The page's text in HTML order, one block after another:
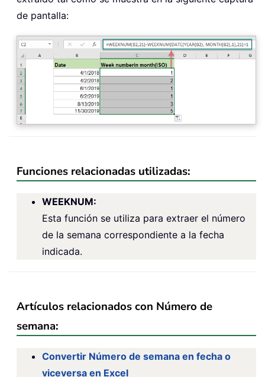
de pantalla:
Funciones relacionadas utilizadas:
WEEKNUM:
Esta función se utiliza para extraer el número
de la semana correspondiente a la fecha
indicada.
Artículos relacionados con Número de
semana:
Convertir Número de semana en fecha o
viceversa en Excel